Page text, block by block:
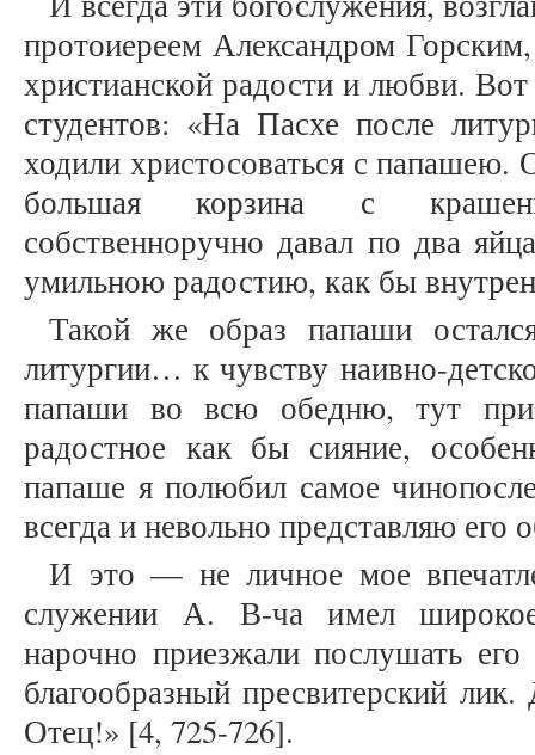
протоиереем Александром
христианской радости и любви.
студентов: «На Пасхе после
ходили христосоваться с папашею.
большая корзина с
собственноручно давал по два
умильною радостию, как бы
Такой же образ папаши
литургии… к чувству наивно-
папаши во всю обедню, тут
радостное как бы сияние,
папаше я полюбил самое
всегда и невольно представляю его
И это — не личное мое
служении А. В-ча имел широкое
нарочно приезжали послушать
благообразный пресвитерский
Отец!» [4, 725-726].